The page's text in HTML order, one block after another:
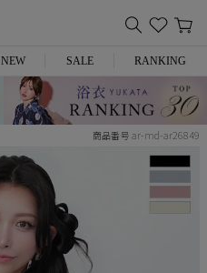
NEW SALE RANKING
商品番号 ar-md-ar26849